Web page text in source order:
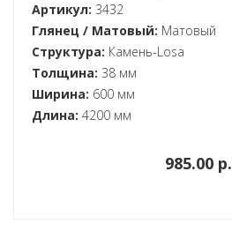
Артикул: 3432
Глянец / Матовый: Матовый
Структура: Камень-Losa
Толщина: 38 мм
Ширина: 600 мм
Длина: 4200 мм
985.00 p.